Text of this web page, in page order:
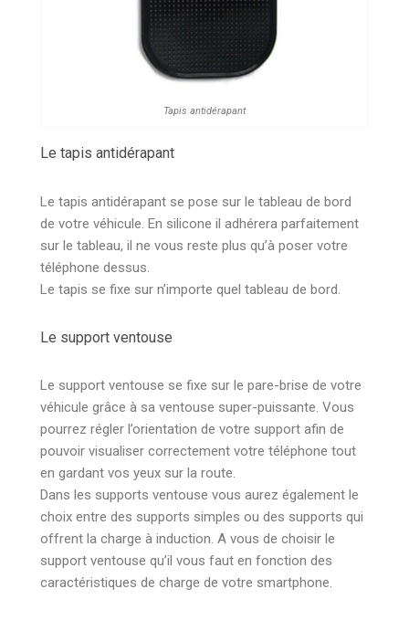
Tapis antidérapant
Le tapis antidérapant
Le tapis antidérapant se pose sur le tableau de bord
de votre véhicule. En silicone il adhérera parfaitement
sur le tableau, il ne vous reste plus qu’à poser votre
téléphone dessus.
Le tapis se fixe sur n’importe quel tableau de bord.
Le support ventouse
Le support ventouse se fixe sur le pare-brise de votre
véhicule grâce à sa ventouse super-puissante. Vous
pourrez régler l’orientation de votre support afin de
pouvoir visualiser correctement votre téléphone tout
en gardant vos yeux sur la route.
Dans les supports ventouse vous aurez également le
choix entre des supports simples ou des supports qui
offrent la charge à induction. A vous de choisir le
support ventouse qu’il vous faut en fonction des
caractéristiques de charge de votre smartphone.